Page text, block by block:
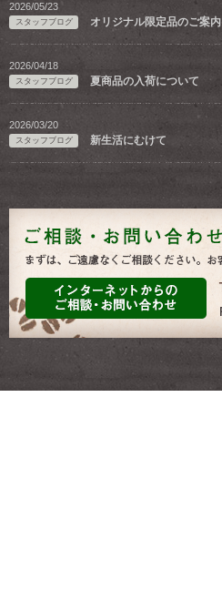
2026/05/23
スタッフブログ オリジナル限定品のご案内
2026/04/18
スタッフブログ 夏商品の入荷について
2026/03/20
スタッフブログ 新生活にむけて